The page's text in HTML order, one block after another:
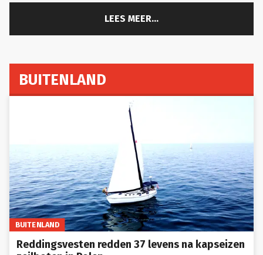
LEES MEER...
BUITENLAND
BUITENLAND
Reddingsvesten redden 37 levens na kapseizen